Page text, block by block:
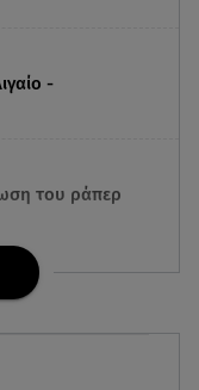
-
του ράπερ